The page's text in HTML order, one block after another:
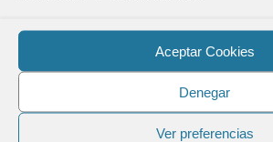
Aceptar Cookies
Denegar
Ver preferencias
Precolegiación
Convenio de colaboración con